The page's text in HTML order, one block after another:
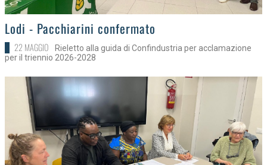
>Lodi - Pacchiarini confermato
22 MAGGIO
Rieletto alla guida di Confindustria per acclamazione
per il triennio 2026-2028